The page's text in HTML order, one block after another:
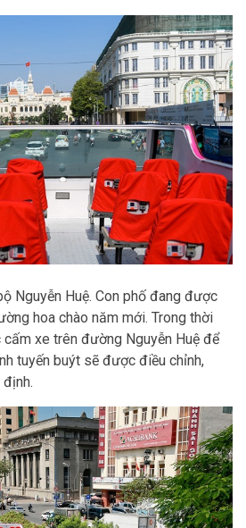
Nguyễn Huệ. Con phố đang được
hoa chào năm mới. Trong thời
xe trên đường Nguyễn Huệ để
tuyến buýt sẽ được điều chỉnh,